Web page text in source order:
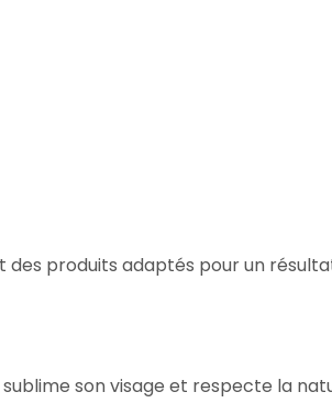
des produits adaptés pour un
son visage et respecte la